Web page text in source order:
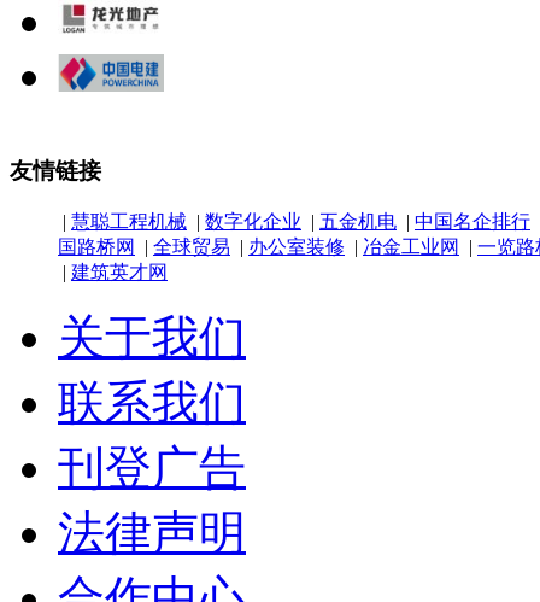
友情链接
| 慧聪工程机械 | 数字化企业 | 五金机电 | 中国名企排行
国路桥网
| 全球贸易 | 办公室装修 | 冶金工业网 | 一览路
| 建筑英才网
关于我们
联系我们
刊登广告
法律声明